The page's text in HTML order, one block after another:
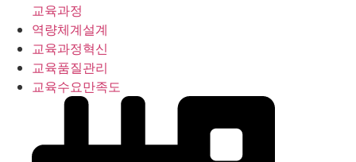
교육과정
역량체계설계
교육과정혁신
교육품질관리
교육수요만족도